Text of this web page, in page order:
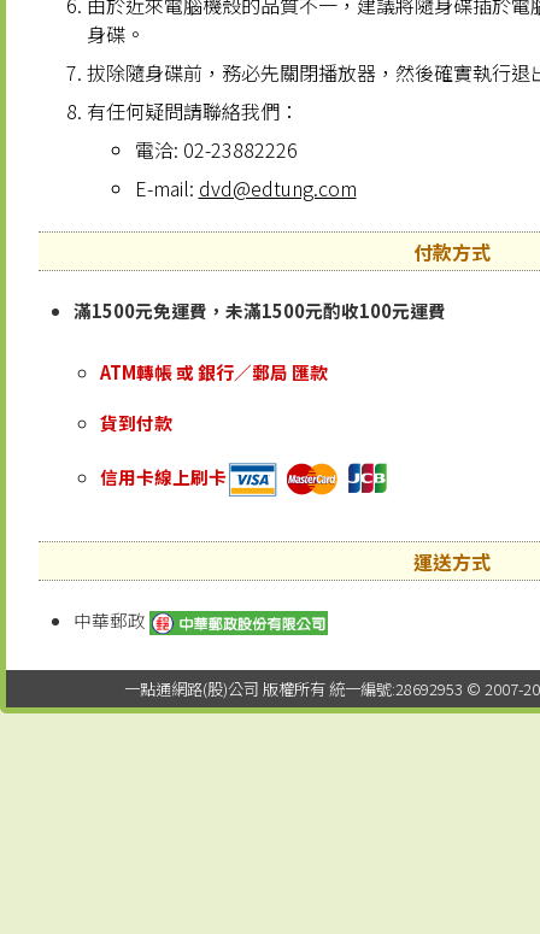
身碟。
拔除隨身碟前，務必先關閉播放器，然後確實執行
有任何疑問請聯絡我們：
電洽: 02-23882226
E-mail: dvd@edtung.com
付款方式
滿1500元免運費，未滿1500元酌收100元運費
ATM轉帳 或 銀行／郵局 匯款
貨到付款
信用卡線上刷卡
運送方式
中華郵政
一點通網路(股)公司 版權所有 統一編號:28692953 © 2007-